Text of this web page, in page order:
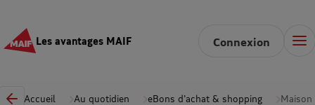
Les avantages MAIF Connexion
Accueil Au quotidien eBons d'achat & shopping Maison